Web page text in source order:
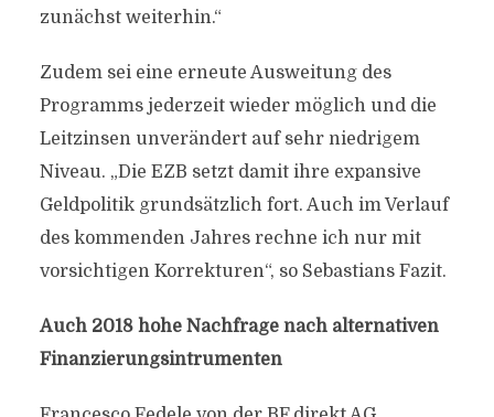
zunächst weiterhin.“
Zudem sei eine erneute Ausweitung des
Programms jederzeit wieder möglich und die
Leitzinsen unverändert auf sehr niedrigem
Niveau. „Die EZB setzt damit ihre expansive
Geldpolitik grundsätzlich fort. Auch im Verlauf
des kommenden Jahres rechne ich nur mit
vorsichtigen Korrekturen“, so Sebastians Fazit.
Auch 2018 hohe Nachfrage nach alternativen
Finanzierungsintrumenten